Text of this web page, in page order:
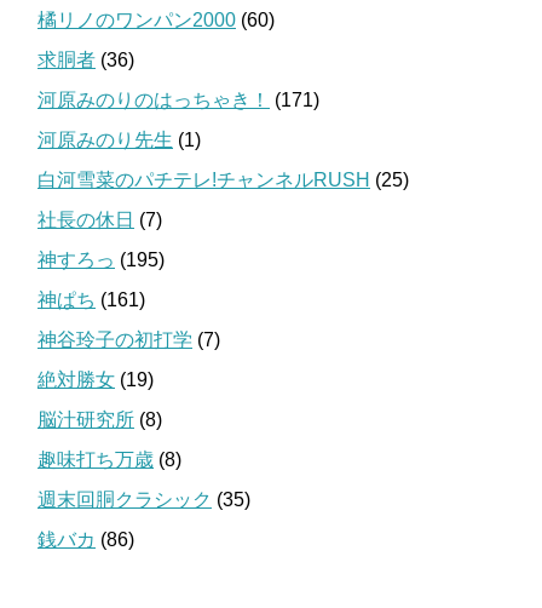
橘リノのワンパン2000 (60)
求胴者 (36)
河原みのりのはっちゃき！
(171)
河原みのり先生 (1)
白河雪菜のパチテレ!チャンネルRUSH (25)
社長の休日 (7)
神すろっ (195)
神ぱち (161)
神谷玲子の初打学 (7)
絶対勝女 (19)
脳汁研究所 (8)
趣味打ち万歳 (8)
週末回胴クラシック (35)
銭バカ (86)